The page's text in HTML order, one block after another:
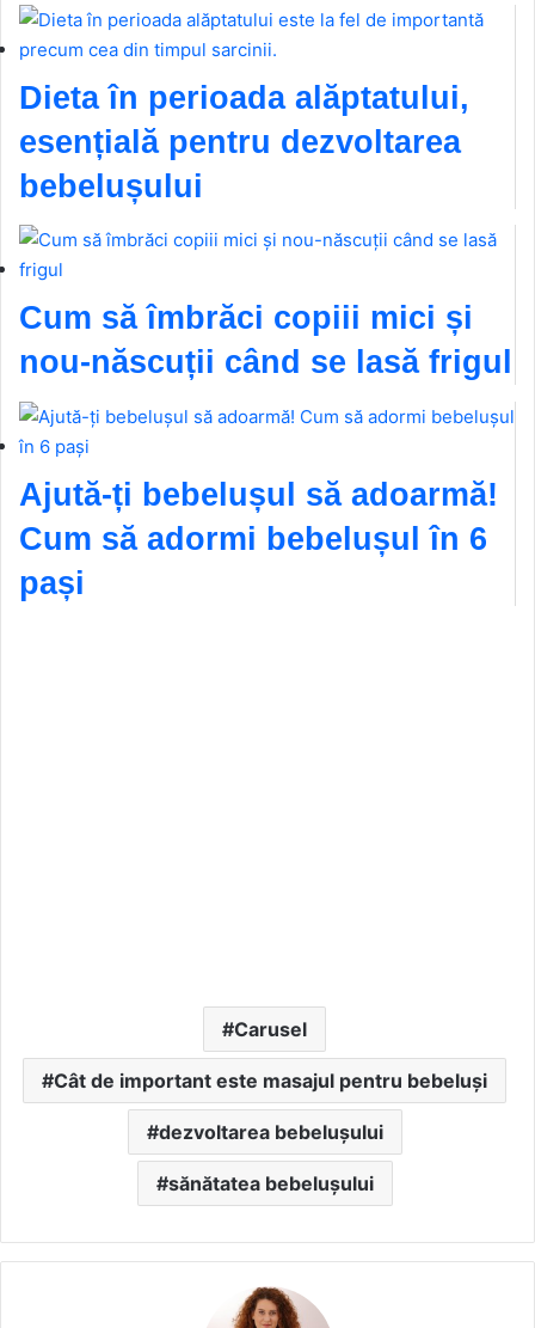
Dieta în perioada alăptatului,
esențială pentru dezvoltarea
bebelușului
Cum să îmbrăci copiii mici și
nou-născuții când se lasă frigul
Ajută-ți bebelușul să adoarmă!
Cum să adormi bebelușul în 6
pași
Carusel
Cât de important este masajul pentru bebeluși
dezvoltarea bebelușului
sănătatea bebelușului